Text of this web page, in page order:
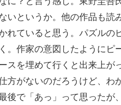
というか。他の作品も読
れていると思う。パズルの
。作家の意図したようにピ
スを埋めて行くと出来上が
方がないのだろうけど、わ
後で「あっ」って思ったが